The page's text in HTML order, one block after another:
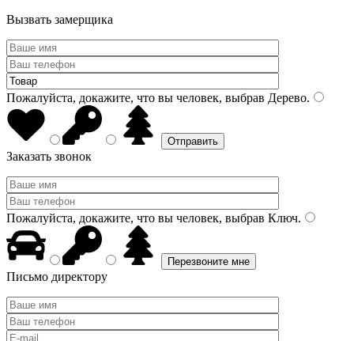
Вызвать замерщика
Пожалуйста, докажите, что вы человек, выбрав Дерево.
Заказать звонок
Пожалуйста, докажите, что вы человек, выбрав Ключ.
Письмо директору